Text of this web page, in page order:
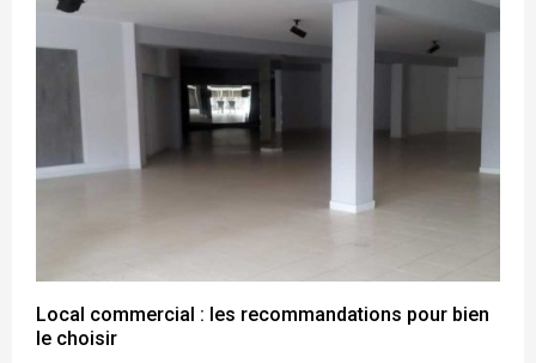
Local commercial : les recommandations pour bien
le choisir